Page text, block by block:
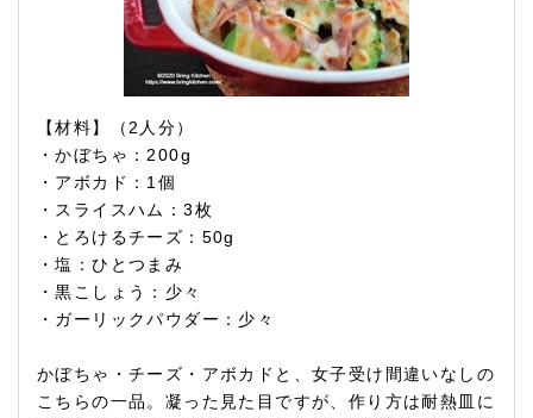
【材料】（2人分）
・かぼちゃ：200g
・アボカド：1個
・スライスハム：3枚
・とろけるチーズ：50g
・塩：ひとつまみ
・黒こしょう：少々
・ガーリックパウダー：少々
かぼちゃ・チーズ・アボカドと、女子受け間違いなしの
こちらの一品。凝った見た目ですが、作り方は耐熱皿に